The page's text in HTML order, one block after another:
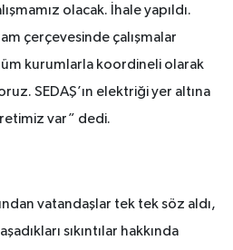
olacak. İhale yapıldı.
çerçevesinde çalışmalar
tüm kurumlarla koordineli olarak
SEDAŞ’ın elektriği yer altına
var” dedi.
vatandaşlar tek tek söz aldı,
sıkıntılar hakkında